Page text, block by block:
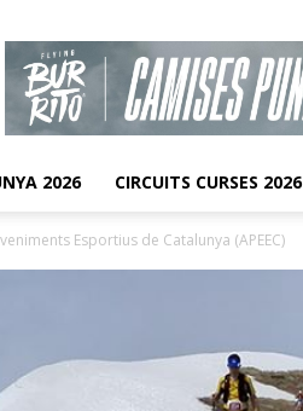
2026 CIRCUITS CURSES 2026
Esportius de Catalunya (APEEC)